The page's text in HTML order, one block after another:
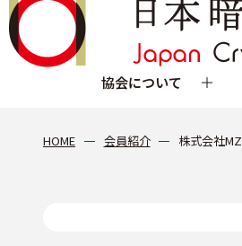
協会について
HOME 会員紹介 株式会社